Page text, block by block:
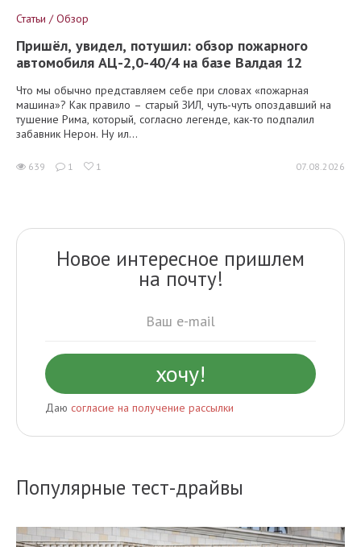
Статьи / Обзор
Пришёл, увидел, потушил: обзор пожарного
автомобиля АЦ-2,0-40/4 на базе Валдая 12
Что мы обычно представляем себе при словах «пожарная
машина»? Как правило – старый ЗИЛ, чуть-чуть опоздавший на
тушение Рима, который, согласно легенде, как-то подпалил
забавник Нерон. Ну ил...
639 1 1 07.08.2026
Новое интересное пришлем
на почту!
Даю согласие на получение рассылки
Популярные тест-драйвы